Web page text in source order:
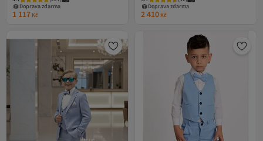
Doprava zdarma
1 117 Kč
Doprava zdarma
2 410 Kč